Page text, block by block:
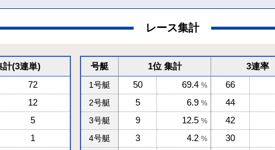
レース集計
計(3連単)
72
12
5
1
号艇 1位 集計 3連率
1号艇 50 69.4 % 66
2号艇 5 6.9 % 44
3号艇 9 12.5 % 42
4号艇 3 4.2 % 30